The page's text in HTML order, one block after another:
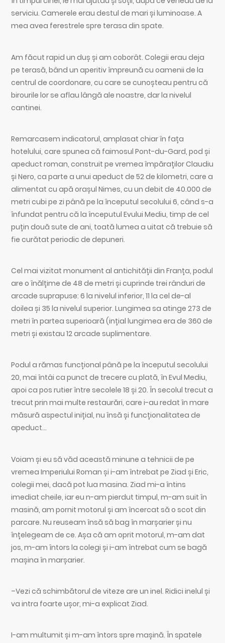
serviciu. Camerele erau destul de mari și luminoase. A
mea avea ferestrele spre terasa din spate.
Am făcut rapid un duș și am coborât. Colegii erau deja
pe terasă, bând un aperitiv împreună cu oamenii de la
centrul de coordonare, cu care se cunoșteau pentru că
birourile lor se aflau lângă ale noastre, dar la nivelul
cantinei.
Remarcasem indicatorul, amplasat chiar în fața
hotelului, care spunea că faimosul Pont-du-Gard, pod și
apeduct roman, construit pe vremea împăraților Claudiu
și Nero, ca parte a unui apeduct de 52 de kilometri, care a
alimentat cu apă orașul Nimes, cu un debit de 40.000 de
metri cubi pe zi până pe la începutul secolului 6, când s-a
înfundat pentru că la începutul Evului Mediu, timp de cel
puțin două sute de ani, toată lumea a uitat că trebuie să
fie curătat periodic de depuneri.
Cel mai vizitat monument al antichității din Franța, podul
are o înălțime de 48 de metri și cuprinde trei rânduri de
arcade suprapuse: 6 la nivelul inferior, 11 la cel de-al
doilea și 35 la nivelul superior. Lungimea sa atinge 273 de
metri în partea superioară (ințial lungimea era de 360 de
metri și existau 12 arcade suplimentare.
Podul a rămas funcțional până pe la începutul secolului
20, mai întâi ca punct de trecere cu plată, în Evul Mediu,
apoi ca pos rutier între secolele 18 și 20. În secolul trecut a
trecut prin mai multe restaurări, care i-au redat în mare
măsură aspectul inițial, nu însă și funcționalitatea de
apeduct…
Voiam și eu să văd această minune a tehnicii de pe
vremea Imperiului Roman și i-am întrebat pe Ziad și Eric,
colegii mei, dacă pot lua masina. Ziad mi-a întins
imediat cheile, iar eu n-am pierdut timpul, m-am suit în
masină, am pornit motorul și am încercat să o scot din
parcare. Nu reuseam însă să bag în marșarier și nu
înțelegeam de ce. Așa că am oprit motorul, m-am dat
jos, m-am întors la colegi și i-am întrebat cum se bagă
mașina în marșarier.
–Vezi că schimbătorul de viteze are un inel. Ridici inelul și
va intra foarte ușor, mi-a explicat Ziad.
I-am multumit și m-am întors spre mașină. În spatele